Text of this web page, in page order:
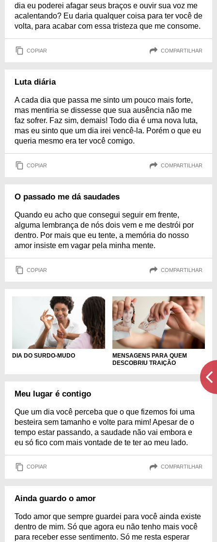
dia eu poderei afagar seus braços e ouvir sua voz me
acalentando? Eu daria qualquer coisa para ter você de
volta, para acabar com essa tristeza que me consome.
COPIAR COMPARTILHAR
Luta diária
A cada dia que passa me sinto um pouco mais forte,
mas mentiria se dissesse que sua ausência não me
faz sofrer. Faz sim, demais! Todo dia é uma nova luta,
mas eu sinto que um dia irei vencê-la. Porém o que eu
queria mesmo era ter você comigo.
COPIAR COMPARTILHAR
O passado me dá saudades
Quando eu acho que consegui seguir em frente,
alguma lembrança de nós dois vem e me destrói por
dentro. Por mais que eu tente, a memória do nosso
amor insiste em vagar pela minha mente.
COPIAR COMPARTILHAR
DIA DO SURDO-MUDO
MENSAGENS PARA QUEM
DESCOBRIU TRAIÇÃO
Meu lugar é contigo
Que um dia você perceba que o que fizemos foi uma
besteira sem tamanho e volte para mim! Apesar de o
tempo estar passando, a saudade não vai embora e
eu só fico com mais vontade de te ter ao meu lado.
COPIAR COMPARTILHAR
Ainda guardo o amor
Todo amor que sempre guardei para você ainda existe
dentro de mim. Só que agora eu não tenho mais você
para receber esse sentimento. Só me resta esperar